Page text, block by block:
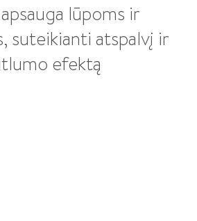
lūpoms ir
suteikianti atspalvį ir
efektą